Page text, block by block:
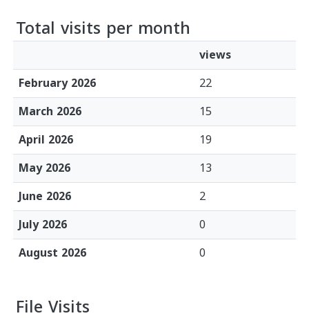
Total visits per month
views
February 2026
22
March 2026
15
April 2026
19
May 2026
13
June 2026
2
July 2026
0
August 2026
0
File Visits